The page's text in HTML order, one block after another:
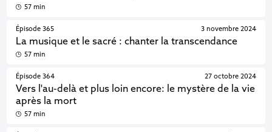
57 min
Épisode 365
La musique et le sacré : chanter la transcendance
3 novembre 2024
57 min
Épisode 364
Vers l'au-delà et plus loin encore: le mystère de la vie
après la mort
27 octobre 2024
57 min